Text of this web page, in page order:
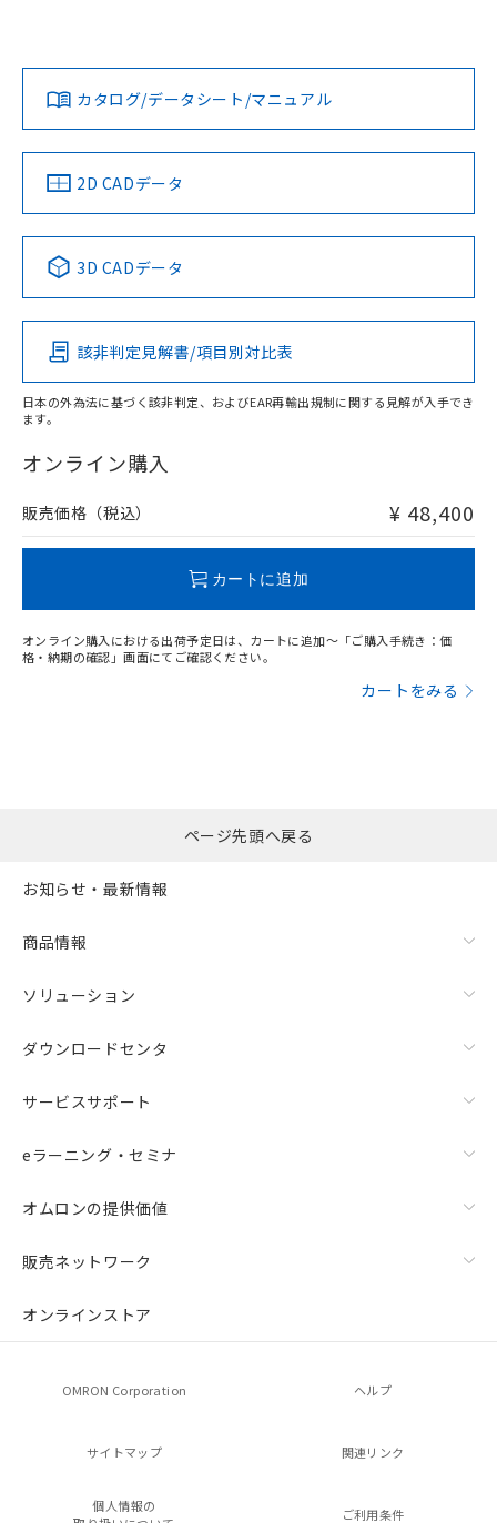
ダウンロードデータをご利用いただく前に、以下を必ずお読
みください。
ソフトウェアの使用条件
対応済み
中国 RoHS 注意事項・凡例
Pb Hg Cd Cr(VI)
O
在庫等で未対応品が混在する可能性があります。
問い合わせください。
LR型式承認
（イギリス
船舶規格）
DNV型式承認
（ノルウェー
BV型式承認
（フランス
KR型式
（韓国
No No No No
この製品の規格認証/適合状況ページへ
その他の認証はこちらのページからご検索ください
カタログ/データシート/マニュアル
2D CADデータ
3D CADデータ
該非判定見解書/項目別対比表
日本の外為法に基づく該非判定、およびEAR再輸出規制に関する見解が入手でき
ます。
オンライン購入
販売価格（税込） ¥ 48,400
カートに追加
オンライン購入における出荷予定日は、カートに追加～「ご購入手続き：価
格・納期の確認」画面にてご確認ください。
カートをみる
ページ先頭へ戻る
お知らせ・最新情報
商品情報
ソリューション
ダウンロードセンタ
サービスサポート
eラーニング・セミナ
オムロンの提供価値
販売ネットワーク
オンラインストア
OMRON Corporation ヘルプ
サイトマップ 関連リンク
個人情報の
ご利用条件